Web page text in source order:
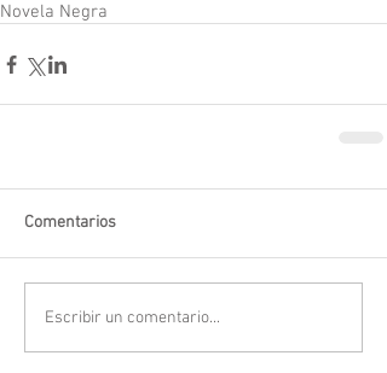
Novela Negra
Comentarios
Escribir un comentario...